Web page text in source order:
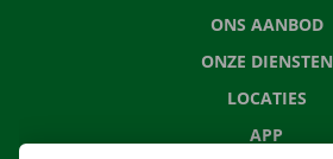
ONS AANBOD
ONZE DIENSTEN
LOCATIES
APP